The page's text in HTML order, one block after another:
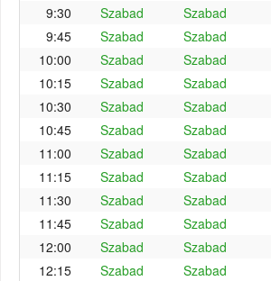
9:30
Szabad Szabad
9:45
Szabad Szabad
10:00
Szabad Szabad
10:15
Szabad Szabad
10:30
Szabad Szabad
10:45
Szabad Szabad
11:00
Szabad Szabad
11:15
Szabad Szabad
11:30
Szabad Szabad
11:45
Szabad Szabad
12:00
Szabad Szabad
12:15
Szabad Szabad